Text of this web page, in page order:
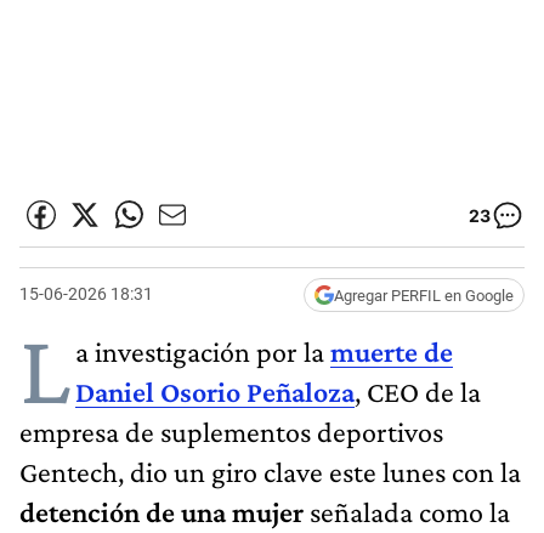
23
15-06-2026 18:31 Agregar PERFIL en Google
La investigación por lamuerte de
Daniel Osorio Peñaloza, CEO de la
empresa de suplementos deportivos
Gentech, dio un giro clave este lunes con la
detención de una mujer señalada como la